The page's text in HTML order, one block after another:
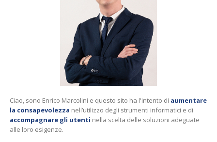
Ciao, sono Enrico Marcolini e questo sito ha l'intento di aumentare
la consapevolezza nell’utilizzo degli strumenti informatici e di
accompagnare gli utenti nella scelta delle soluzioni adeguate
alle loro esigenze.